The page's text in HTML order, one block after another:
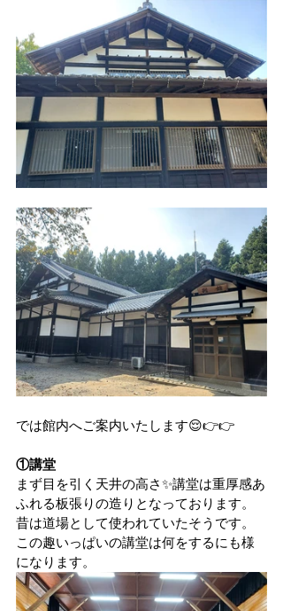
では館内へご案内いたします😌👉👉
①講堂
まず目を引く天井の高さ✨講堂は重厚感あ
ふれる板張りの造りとなっております。
昔は道場として使われていたそうです。
この趣いっぱいの講堂は何をするにも様
になります。